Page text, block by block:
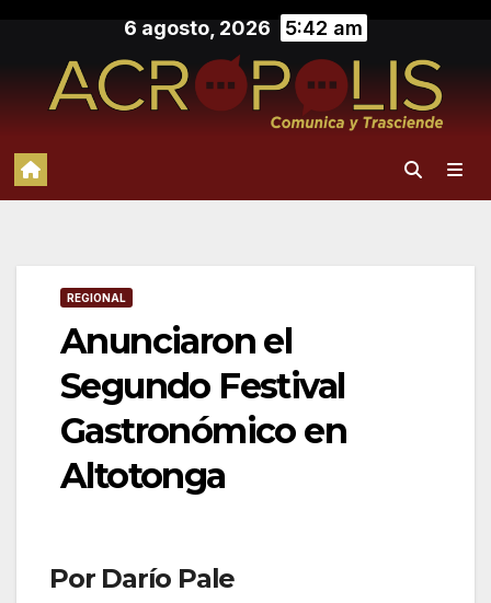
contenido
6 agosto, 2026 5:42 am
REGIONAL
Anunciaron el
Segundo Festival
Gastronómico en
Altotonga
Por Darío Pale